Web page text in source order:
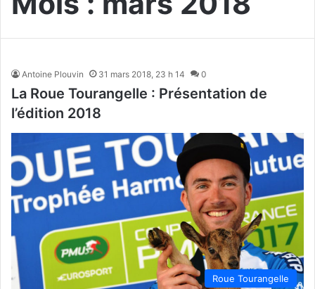
Antoine Plouvin 31 mars 2018, 23 h 14 0
La Roue Tourangelle : Présentation de
l’édition 2018
Roue Tourangelle